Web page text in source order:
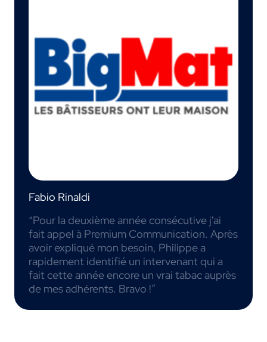
Fabio Rinaldi
“Pour la deuxième année consécutive j'ai
fait appel à Premium Communication. Après
avoir expliqué mon besoin, Philippe a
rapidement identifié un intervenant qui a
fait cette année encore un vrai tabac auprès
de mes adhérents. Bravo !”